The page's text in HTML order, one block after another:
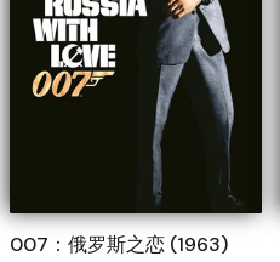
007：俄罗斯之恋 (1963)